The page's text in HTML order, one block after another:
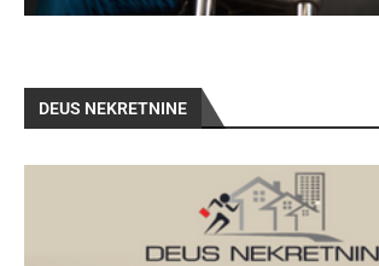
DEUS NEKRETNINE